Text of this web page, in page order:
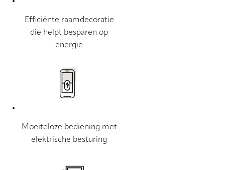
Efficiënte raamdecoratie
die helpt besparen op
energie
Moeiteloze bediening met
elektrische besturing